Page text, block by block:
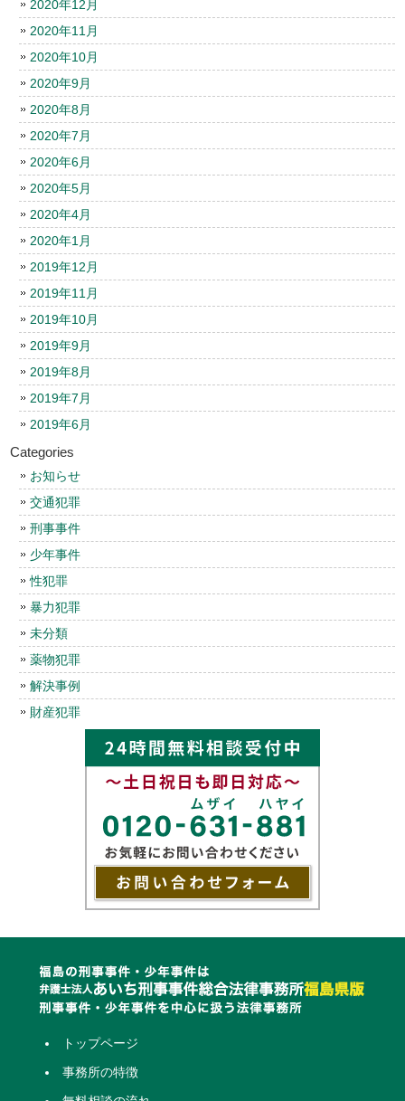
2020年12月
2020年11月
2020年10月
2020年9月
2020年8月
2020年7月
2020年6月
2020年5月
2020年4月
2020年1月
2019年12月
2019年11月
2019年10月
2019年9月
2019年8月
2019年7月
2019年6月
Categories
お知らせ
交通犯罪
刑事事件
少年事件
性犯罪
暴力犯罪
未分類
薬物犯罪
解決事例
財産犯罪
トップページ
事務所の特徴